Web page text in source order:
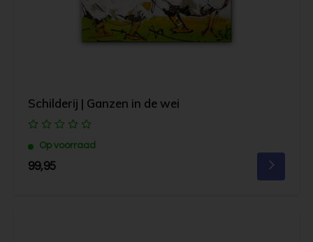
Schilderij | Ganzen in de wei
Op voorraad
99,95